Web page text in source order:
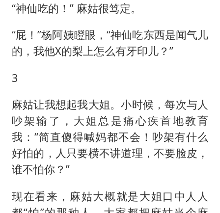
“神仙吃的！” 麻姑很笃定。
“屁！”杨阿姨瞪眼，“神仙吃东西是闻气儿
的，我他X的梨上怎么有牙印儿？”
3
麻姑让我想起我大姐。小时候，每次与人
吵架输了，大姐总是痛心疾首地教育
我：“简直傻得喊妈都不会！吵架有什么
好怕的，人只要横不讲道理，不要脸皮，
谁不怕你？”
现在看来，麻姑大概就是大姐口中人人